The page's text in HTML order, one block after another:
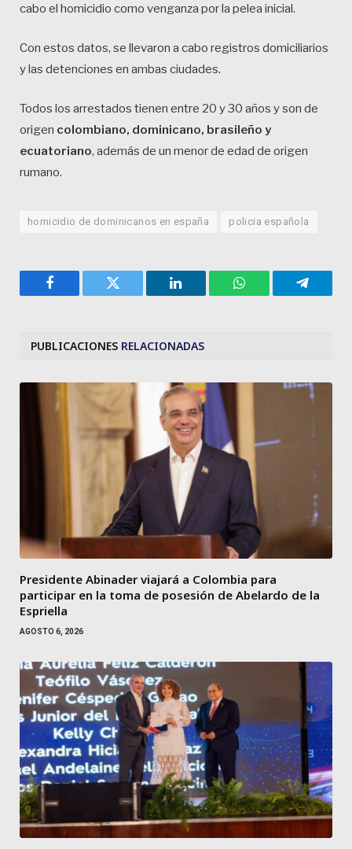
cabo el homicidio como venganza por la pelea inicial.
Con estos datos, se llevaron a cabo registros domiciliarios
y las detenciones en ambas ciudades.
Todos los arrestados tienen entre 20 y 30 años y son de
origen colombiano, dominicano, brasileño y
ecuatoriano, además de un menor de edad de origen
rumano.
homicidio de dominicanos en españa policia española
Facebook Twitter LinkedIn WhatsApp
PUBLICACIONES RELACIONADAS
Presidente Abinader viajará a Colombia para
participar en la toma de posesión de Abelardo de la
Espriella
AGOSTO 6, 2026